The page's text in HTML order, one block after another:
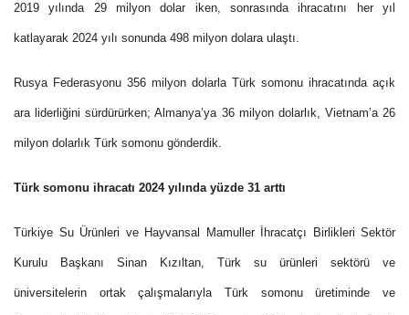
2019 yılında 29 milyon dolar iken, sonrasında ihracatını her yıl
katlayarak 2024 yılı sonunda 498 milyon dolara ulaştı.
Rusya Federasyonu 356 milyon dolarla Türk somonu ihracatında açık
ara liderliğini sürdürürken; Almanya’ya 36 milyon dolarlık, Vietnam’a 26
milyon dolarlık Türk somonu gönderdik.
Türk somonu ihracatı 2024 yılında yüzde 31 arttı
Türkiye Su Ürünleri ve Hayvansal Mamuller İhracatçı Birlikleri Sektör
Kurulu Başkanı Sinan Kızıltan, Türk su ürünleri sektörü ve
üniversitelerin ortak çalışmalarıyla Türk somonu üretiminde ve